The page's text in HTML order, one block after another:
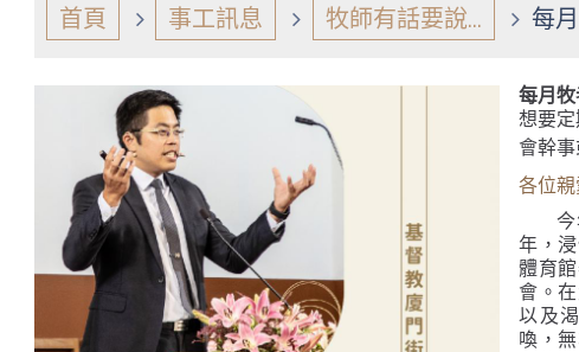
首頁 事工訊息 牧師有話要說... 每
每月
想要
會幹
各位親
年，
體育
會。
以及
喚，